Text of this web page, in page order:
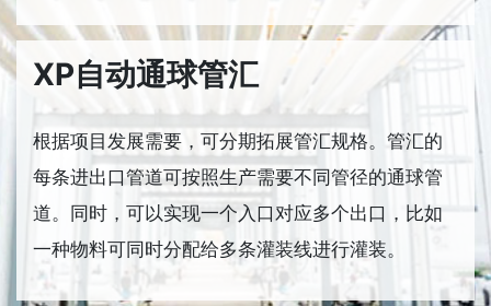
XP自动通球管汇
根据项目发展需要，可分期拓展管汇规格。管汇的
每条进出口管道可按照生产需要不同管径的通球管
道。同时，可以实现一个入口对应多个出口，比如
一种物料可同时分配给多条灌装线进行灌装。